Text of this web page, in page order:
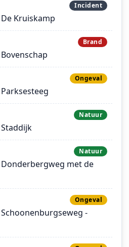
Incident
Kruiskamp
Brand
Ongeval
Natuur
Staddijk
Natuur
Donderbergweg met de
Ongeval
Schoonenburgseweg -